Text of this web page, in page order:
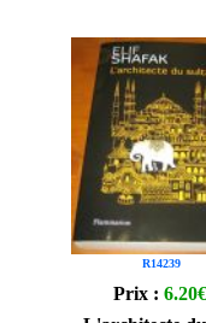
R14239
Prix : 6.20€